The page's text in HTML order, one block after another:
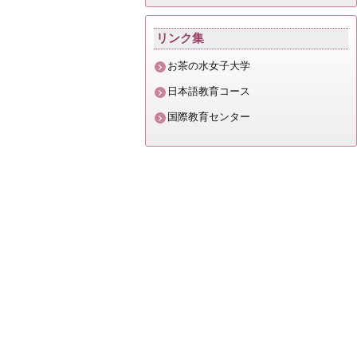
リンク集
お茶の水女子大学
日本語教育コース
国際教育センター